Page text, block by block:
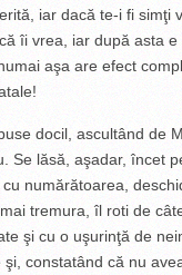
iar dacă te-i fi
îi vrea, iar după asta
aşa are efect
docil, ascultând de
Se lăsă, aşadar, încet
numărătoarea,
tremura, îl roti de
şi cu o uşurinţă de
constatând că nu